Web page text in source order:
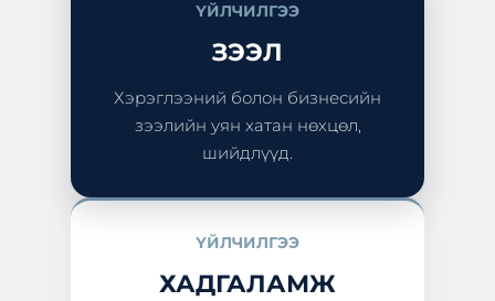
ҮЙЛЧИЛГЭЭ
ЗЭЭЛ
Хэрэглээний болон бизнесийн
зээлийн уян хатан нөхцөл,
шийдлүүд.
ҮЙЛЧИЛГЭЭ
ХАДГАЛАМЖ